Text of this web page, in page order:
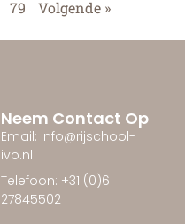
79 Volgende »
Neem Contact Op
Email: info@rijschool-
ivo.nl
Telefoon: +31 (0)6
27845502